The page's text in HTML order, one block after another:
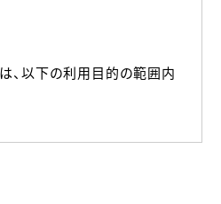
、以下の利用目的の範囲内